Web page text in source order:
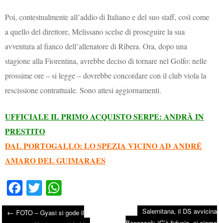
Poi, contestualmente all’addio di Italiano e del suo staff, così come
a quello del direttore, Melissano scelse di proseguire la sua
avventura al fianco dell’allenatore di Ribera. Ora, dopo una
stagione alla Fiorentina, avrebbe deciso di tornare nel Golfo: nelle
prossime ore – si legge – dovrebbe concordare con il club viola la
rescissione contrattuale. Sono attesi aggiornamenti.
UFFICIALE IL PRIMO ACQUISTO SERPE: ANDRÀ IN
PRESTITO
DAL PORTOGALLO: LO SPEZIA VICINO AD ANDRÉ
AMARO DEL GUIMARAES
Fa
ce
bo
T
wi
tte
ha
ts
← FOTO – Gyasi si gode il
Salernitana, il DS avvicina